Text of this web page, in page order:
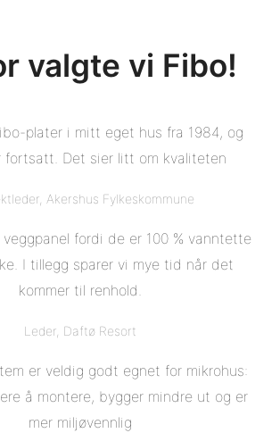
valgte vi Fibo!
plater i mitt eget hus fra 1984, og
fortsatt. Det sier litt om kvaliteten
Akershus Fylkeskommune
fordi de er 100 % vanntette
I tillegg sparer vi mye tid når det
kommer til renhold.
Leder, Daftø Resort
er veldig godt egnet for mikrohus:
å montere, bygger mindre ut og er
mer miljøvennlig